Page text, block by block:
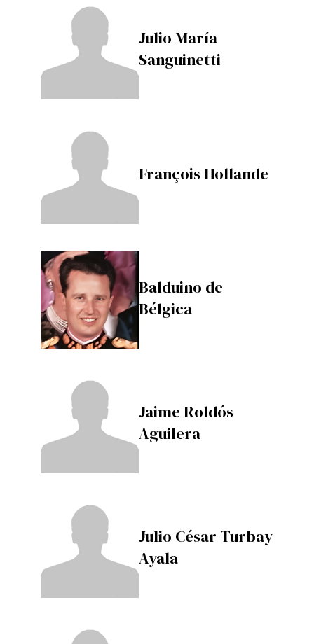
Julio María
Sanguinetti
François Hollande
Balduino de
Bélgica
Jaime Roldós
Aguilera
Julio César Turbay
Ayala